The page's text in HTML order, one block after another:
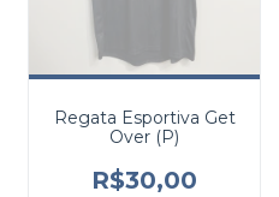
Regata Esportiva Get
Over (P)
R$30,00